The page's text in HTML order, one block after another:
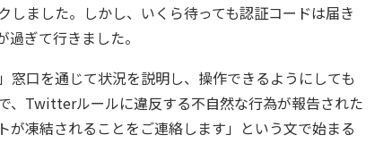
ました。しかし、いくら待っても認証コードは届き
ぎて行きました。
口を通じて状況を説明し、操作できるようにしても
、Twitterルールに違反する不自然な行為が報告された
凍結されることをご連絡します」という文で始まる